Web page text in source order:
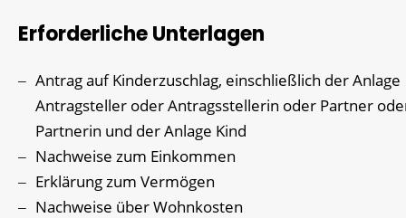
Erforderliche Unterlagen
Antrag auf Kinderzuschlag, einschließlich der Anlage
Antragsteller oder Antragsstellerin oder Partner
Partnerin und der Anlage Kind
Nachweise zum Einkommen
Erklärung zum Vermögen
Nachweise über Wohnkosten